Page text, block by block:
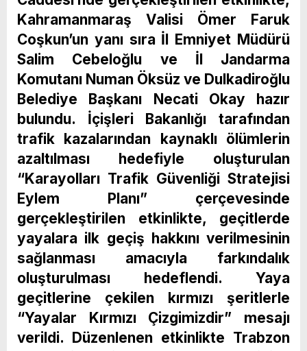
Kahramanmaraş Valisi Ömer Faruk
Coşkun’un yanı sıra İl Emniyet Müdürü
Salim Cebeloğlu ve İl Jandarma
Komutanı Numan Öksüz ve Dulkadiroğlu
Belediye Başkanı Necati Okay hazır
bulundu. İçişleri Bakanlığı tarafından
trafik kazalarından kaynaklı ölümlerin
azaltılması hedefiyle oluşturulan
“Karayolları Trafik Güvenliği Stratejisi
Eylem Planı” çerçevesinde
gerçekleştirilen etkinlikte, geçitlerde
yayalara ilk geçiş hakkını verilmesinin
sağlanması amacıyla farkındalık
oluşturulması hedeflendi. Yaya
geçitlerine çekilen kırmızı şeritlerle
“Yayalar Kırmızı Çizgimizdir” mesajı
verildi. Düzenlenen etkinlikte Trabzon